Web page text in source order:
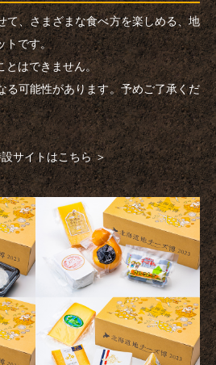
て、さまざまな食べ方を楽しめる、地
トです。
とはできません。
可能性があります。予めご了承くだ
サイトはこちら ＞